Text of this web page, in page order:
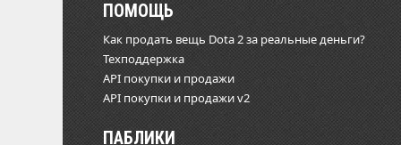
ПОМОЩЬ
Как продать вещь Dota 2 за реальные деньги?
Техподдержка
API покупки и продажи
API покупки и продажи v2
ПАБЛИКИ